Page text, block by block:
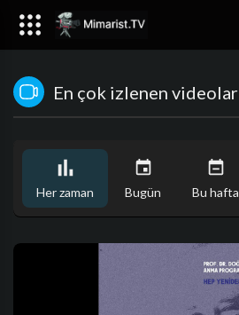
En çok izlenen videolar
Her zaman Bugün Bu hafta